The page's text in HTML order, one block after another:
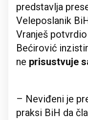
predstavlja
Veleposlanik
Vranješ
Bećirović
ne prisustvuje
– Neviđeni je
praksi BiH da